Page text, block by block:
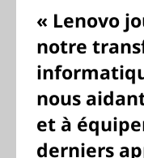
« Lenovo
notre
nous
et à
derniers